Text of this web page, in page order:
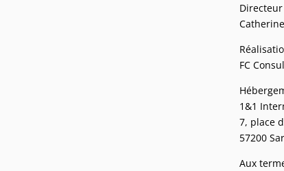
FC
1&1
7, place
57200
Aux